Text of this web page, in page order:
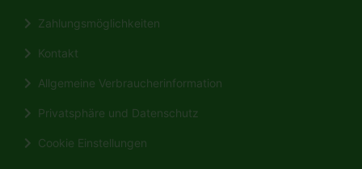
Zahlungsmöglichkeiten
Kontakt
Allgemeine Verbraucherinformation
Privatsphäre und Datenschutz
Cookie Einstellungen